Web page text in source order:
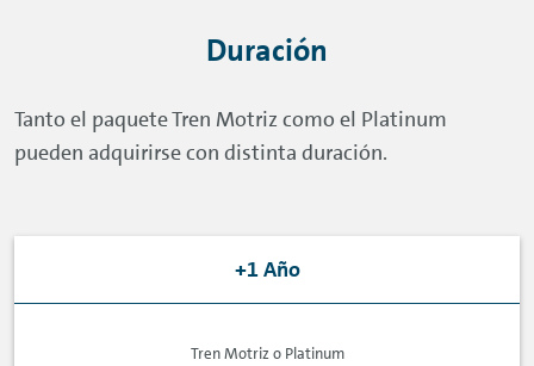
Duración
Tanto el paquete Tren Motriz como el Platinum
pueden adquirirse con distinta duración.
+1 Año
Tren Motriz o Platinum